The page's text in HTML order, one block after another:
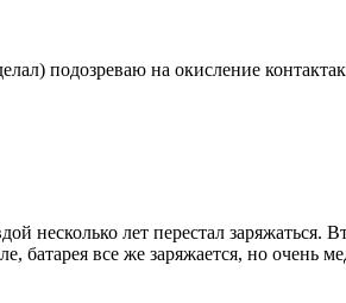
подозреваю на окисление
несколько лет перестал заряжаться.
батарея все же заряжается, но очень